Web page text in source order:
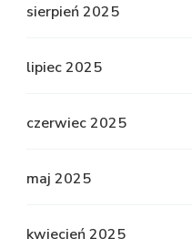
sierpień 2025
lipiec 2025
czerwiec 2025
maj 2025
kwiecień 2025